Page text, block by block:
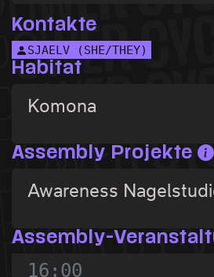
Kontakte
SJAELV (SHE/THEY)
Habitat
Komona
Assembly Projekte
Awareness
Assembly-
16:00